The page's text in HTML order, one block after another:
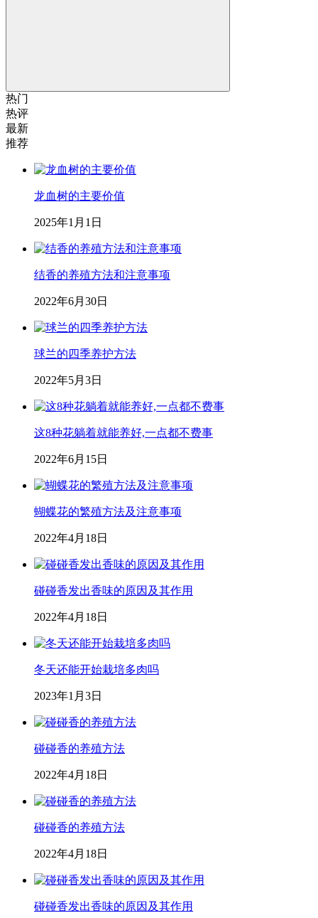
热门
热评
最新
推荐
龙血树的主要价值
2025年1月1日
结香的养殖方法和注意事项
2022年6月30日
球兰的四季养护方法
2022年5月3日
这8种花躺着就能养好,一点都不费事
2022年6月15日
蝴蝶花的繁殖方法及注意事项
2022年4月18日
碰碰香发出香味的原因及其作用
2022年4月18日
冬天还能开始栽培多肉吗
2023年1月3日
碰碰香的养殖方法
2022年4月18日
碰碰香的养殖方法
2022年4月18日
碰碰香发出香味的原因及其作用